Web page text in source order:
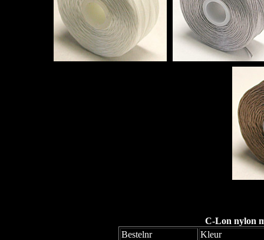
C-Lon nylon
Bestelnr
Kleur